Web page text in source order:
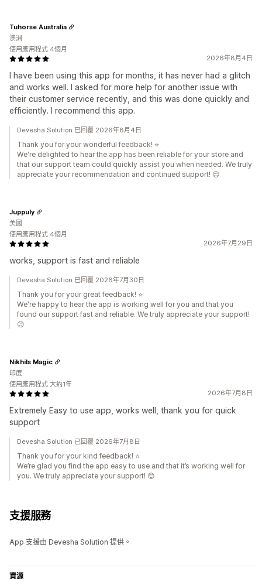
2026年8月4日
I have been using this app for months, it has never had a glitch
and works well. I asked for more help for another issue with
their customer service recently, and this was done quickly and
efficiently. I recommend this app.
Tuhorse Australia
澳洲
使用應用程式 4個月
Devesha Solution 已回覆 2026年8月4日
Thank you for your wonderful feedback! ⭐
We're delighted to hear the app has been reliable for your store and
that our support team could quickly assist you when needed. We truly
appreciate your recommendation and continued support! 😊
2026年7月29日
works, support is fast and reliable
Juppuly
美國
使用應用程式 4個月
Devesha Solution 已回覆 2026年7月30日
Thank you for your great feedback! ⭐
We're happy to hear the app is working well for you and that you
found our support fast and reliable. We truly appreciate your support!
😊
2026年7月8日
Extremely Easy to use app, works well, thank you for quick
support
Nikhils Magic
印度
使用應用程式 大約1年
Devesha Solution 已回覆 2026年7月8日
Thank you for your kind feedback! ⭐
We’re glad you find the app easy to use and that it’s working well for
you. We truly appreciate your support! 😊
支援服務
App 支援由 Devesha Solution 提供。
資源